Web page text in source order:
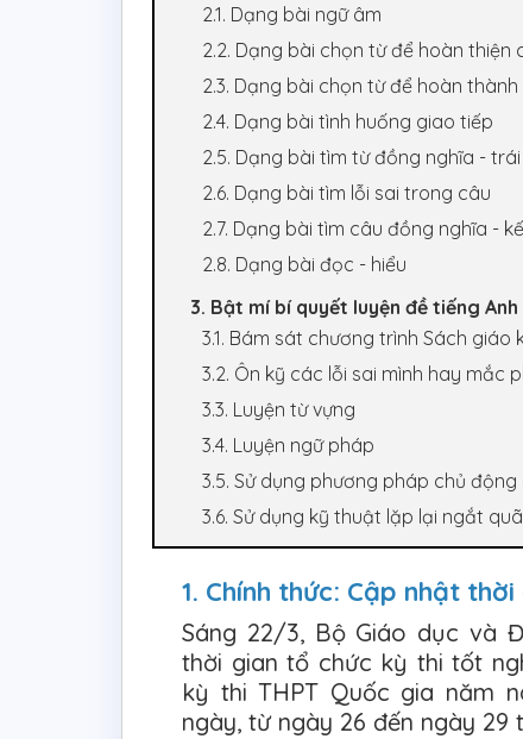
2.1. Dạng bài ngữ âm
2.2. Dạng bài chọn từ để hoàn thiện
2.3. Dạng bài chọn từ để hoàn
2.4. Dạng bài tình huống giao tiếp
2.5. Dạng bài tìm từ đồng nghĩa -
2.6. Dạng bài tìm lỗi sai trong câu
2.7. Dạng bài tìm câu đồng nghĩa -
2.8. Dạng bài đọc - hiểu
3. Bật mí bí quyết luyện đề tiếng
3.1. Bám sát chương trình Sách giáo
3.2. Ôn kỹ các lỗi sai mình hay mắc
3.3. Luyện từ vựng
3.4. Luyện ngữ pháp
3.5. Sử dụng phương pháp chủ động
3.6. Sử dụng kỹ thuật lặp lại ngắt
1. Chính thức: Cập nhật
Sáng 22/3, Bộ Giáo dục và
thời gian tổ chức kỳ thi tốt
kỳ thi THPT Quốc gia năm
ngày, từ ngày 26 đến ngày 29